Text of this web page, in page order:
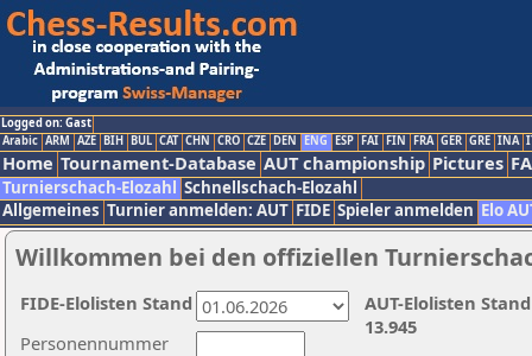
Logged on: Gast
Arabic ARM AZE BIH BUL CAT CHN CRO CZE DEN ENG ESP FAI FIN FRA GER GRE INA
Home Tournament-Database AUT championship Pictures
Turnierschach-Elozahl Schnellschach-Elozahl
Allgemeines Turnier anmelden: AUT FIDE Spieler anmelden Elo
Willkommen bei den offiziellen
Personennummer
AUT-Elolisten
13.945
FIDE-Elolisten Stand